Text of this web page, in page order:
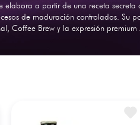
elabora a partir de una receta secreta
de maduración controlados. Su
Coffee Brew y la expresión premium